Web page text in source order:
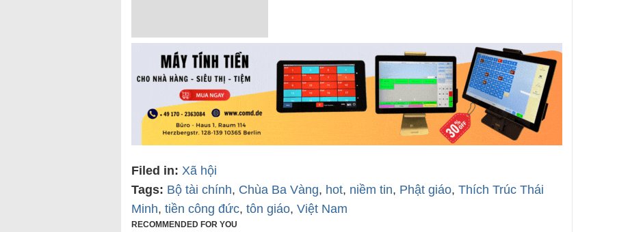
Filed in: Xã hội
Tags: Bộ tài chính, Chùa Ba Vàng, hot, niềm tin, Phật giáo, Thích Trúc Thái
Minh, tiền công đức, tôn giáo, Việt Nam
RECOMMENDED FOR YOU